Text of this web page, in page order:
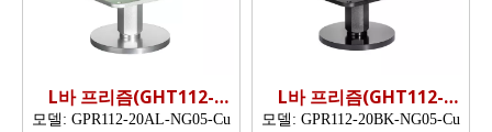
L바 프리즘(GHT112-
20AL,네온 그린 프리즘)
모델: GPR112-20AL-NG05-Cu
L바 프리즘(GHT112-
20BK,네온 그린 프리즘)
모델: GPR112-20BK-NG05-Cu